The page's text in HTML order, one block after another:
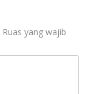
Ruas yang wajib